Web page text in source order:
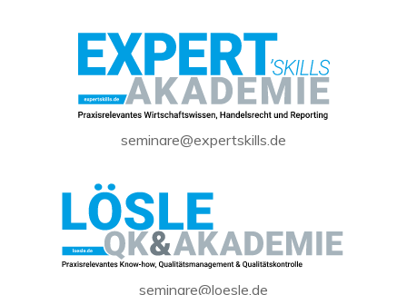
seminare@expertskills.de
seminare@loesle.de